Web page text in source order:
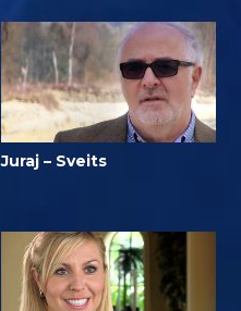
Juraj – Sveits